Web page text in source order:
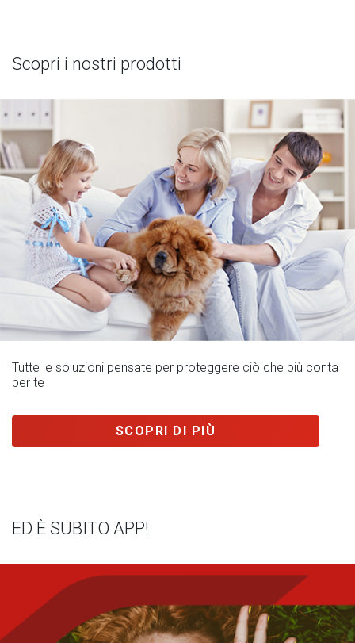
Scopri i nostri prodotti
Tutte le soluzioni pensate per proteggere ciò che più conta
per te
SCOPRI DI PIÙ
ED È SUBITO APP!